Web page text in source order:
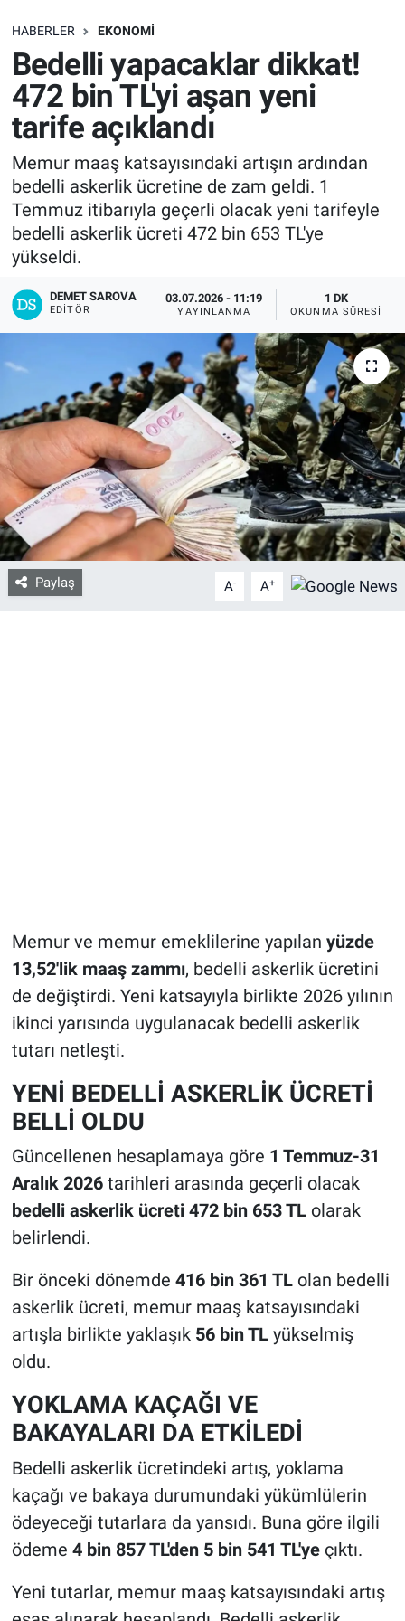
HABERLER EKONOMI
Bedelli yapacaklar dikkat!
472 bin TL'yi aşan yeni
tarife açıklandı
Memur maaş katsayısındaki artışın ardından
bedelli askerlik ücretine de zam geldi. 1
Temmuz itibarıyla geçerli olacak yeni tarifeyle
bedelli askerlik ücreti 472 bin 653 TL'ye
yükseldi.
DEMET SAROVA
EDITÖR
03.07.2026 - 11:19
YAYINLANMA
1 DK
OKUNMA SÜRESI
Paylaş A- A+
Memur ve memur emeklilerine yapılan yüzde
13,52'lik maaş zammı, bedelli askerlik ücretini
de değiştirdi. Yeni katsayıyla birlikte 2026 yılının
ikinci yarısında uygulanacak bedelli askerlik
tutarı netleşti.
YENİ BEDELLİ ASKERLİK ÜCRETİ
BELLİ OLDU
Güncellenen hesaplamaya göre 1 Temmuz-31
Aralık 2026tarihleri arasında geçerli olacak
bedelli askerlik ücreti 472 bin 653 TLolarak
belirlendi.
Bir önceki dönemde 416 bin 361 TLolan bedelli
askerlik ücreti, memur maaş katsayısındaki
artışla birlikte yaklaşık 56 bin TLyükselmiş
oldu.
YOKLAMA KAÇAĞI VE
BAKAYALARI DA ETKİLEDİ
Bedelli askerlik ücretindeki artış, yoklama
kaçağı ve bakaya durumundaki yükümlülerin
ödeyeceği tutarlara da yansıdı. Buna göre ilgili
ödeme 4 bin 857 TL'den 5 bin 541 TL'yeçıktı.
Yeni tutarlar, memur maaş katsayısındaki artış
SAĞLIK
EKONOMİ
EĞİTİM
ÖZEL HABER
Keşfet
ASTROLOJİ
MANŞET
İLAN
Bize ulaşın
İletişim/Künye
Yaşam
Gözden Kaçmasın